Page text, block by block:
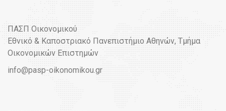
ΠΑΣΠ Οικονομικού
Εθνικό & Καποστριακό Πανεπιστήμιο Αθηνών, Τμήμα
Οικονομικών Επιστημών
info@pasp-oikonomikou.gr